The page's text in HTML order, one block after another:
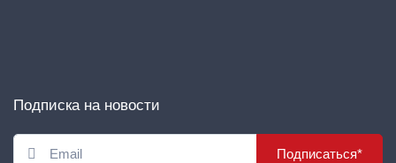
Подписка на новости
Подписаться*